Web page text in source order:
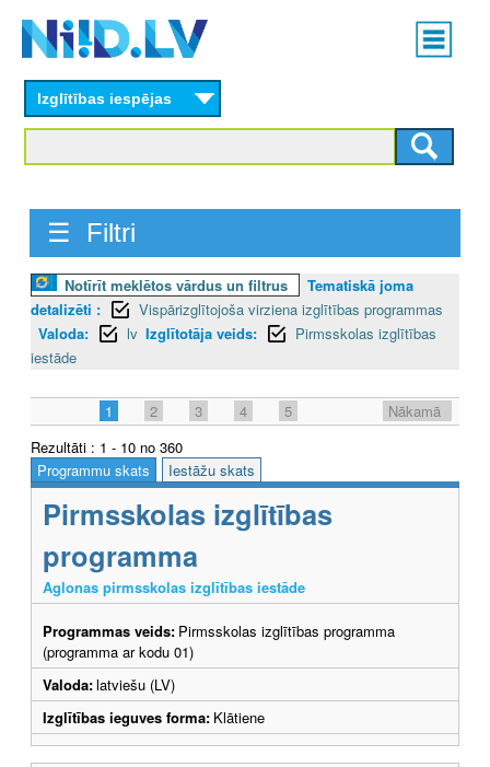
content
Main
menu
Izglītības iespējas
☰ Filtri
Notīrīt meklētos vārdus un filtrus
Tematiskā joma
detalizēti :
Vispārizglītojoša virziena izglītības programmas
Valoda:
lv Izglītotāja veids:
Pirmsskolas izglītības
iestāde
1 2 3 4 5
Nākamā
Rezultāti : 1 - 10 no 360
Programmu skats
Iestāžu skats
Pirmsskolas izglītības
programma
Aglonas pirmsskolas izglītības iestāde
Programmas veids: Pirmsskolas izglītības programma
(programma ar kodu 01)
Valoda:latviešu (LV)
Izglītības ieguves forma: Klātiene